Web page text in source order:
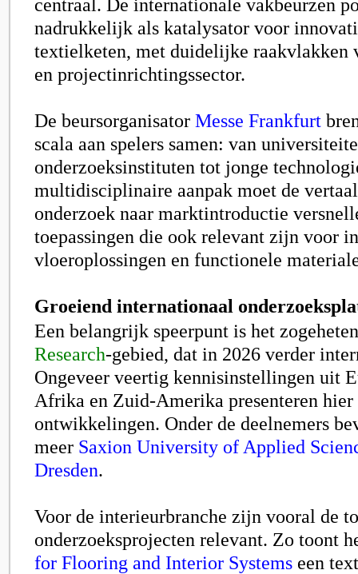
centraal. De internationale vakbeurzen
nadrukkelijk als katalysator voor
textielketen, met duidelijke raakvlakken
en projectinrichtingssector.
De beursorganisator Messe Frankfurt
scala aan spelers samen: van
onderzoeksinstituten tot jonge
multidisciplinaire aanpak moet de
onderzoek naar marktintroductie
toepassingen die ook relevant zijn voor
vloeroplossingen en functionele
Groeiend internationaal
Een belangrijk speerpunt is het
Research-gebied, dat in 2026 verder
Ongeveer veertig kennisinstellingen uit
Afrika en Zuid-Amerika presenteren hier
ontwikkelingen. Onder de deelnemers
meer Saxion University of Applied
Dresden.
Voor de interieurbranche zijn vooral de
onderzoeksprojecten relevant. Zo toont
for Flooring and Interior Systems een